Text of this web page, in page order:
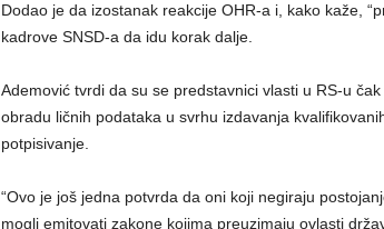
Dodao je da izostanak reakcije OHR-a i, kako kaže,
kadrove SNSD-a da idu korak dalje.
Ademović tvrdi da su se predstavnici vlasti u RS-u
obradu ličnih podataka u svrhu izdavanja
potpisivanje.
“Ovo je još jedna potvrda da oni koji negiraju
mogli emitovati zakone kojima preuzimaju ovlasti